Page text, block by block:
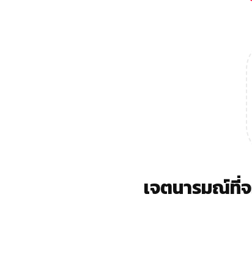
เจตนารมณ์ที่